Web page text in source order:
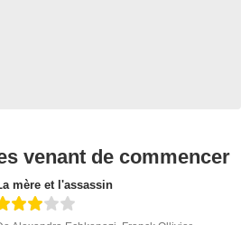
venant de commencer
mère et l'assassin